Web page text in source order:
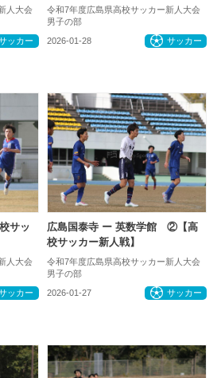
人大会
ッカー
令和7年度広島県高校サッカー新人大会
男子の部
2026-01-28 サッカー
サッ
人大会
ッカー
広島国泰寺 ー 英数学館 ②【高
校サッカー新人戦】
令和7年度広島県高校サッカー新人大会
男子の部
2026-01-27 サッカー